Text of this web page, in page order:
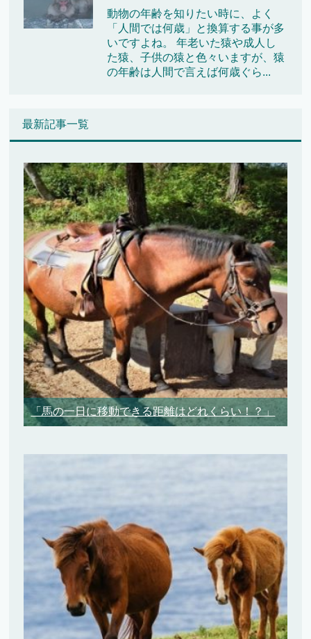
動物の年齢を知りたい時に、よく
「人間では何歳」と換算する事が多
いですよね。 年老いた猿や成人し
た猿、子供の猿と色々いますが、猿
の年齢は人間で言えば何歳ぐら...
最新記事一覧
「馬の一日に移動できる距離はどれくらい！？」